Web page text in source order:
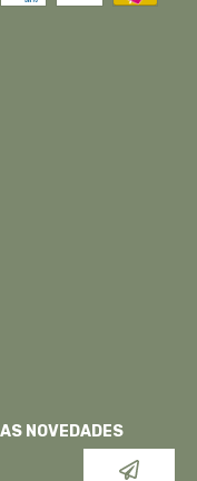
NOVEDADES